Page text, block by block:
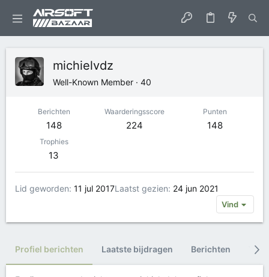
michielvdz
Well-Known Member · 40
Berichten
148
Waarderingsscore
224
Punten
148
Trophies
13
Lid geworden 11 jul 2017Laatst gezien 24 jun 2021
Vind
Profiel berichten Laatste bijdragen Berichten